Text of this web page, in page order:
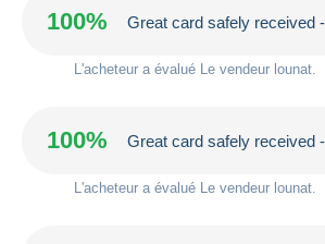
100% Great card safely received
L'acheteur a évalué Le vendeur lounat.
100% Great card safely received
L'acheteur a évalué Le vendeur lounat.